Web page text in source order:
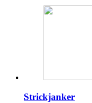
Strickjanker